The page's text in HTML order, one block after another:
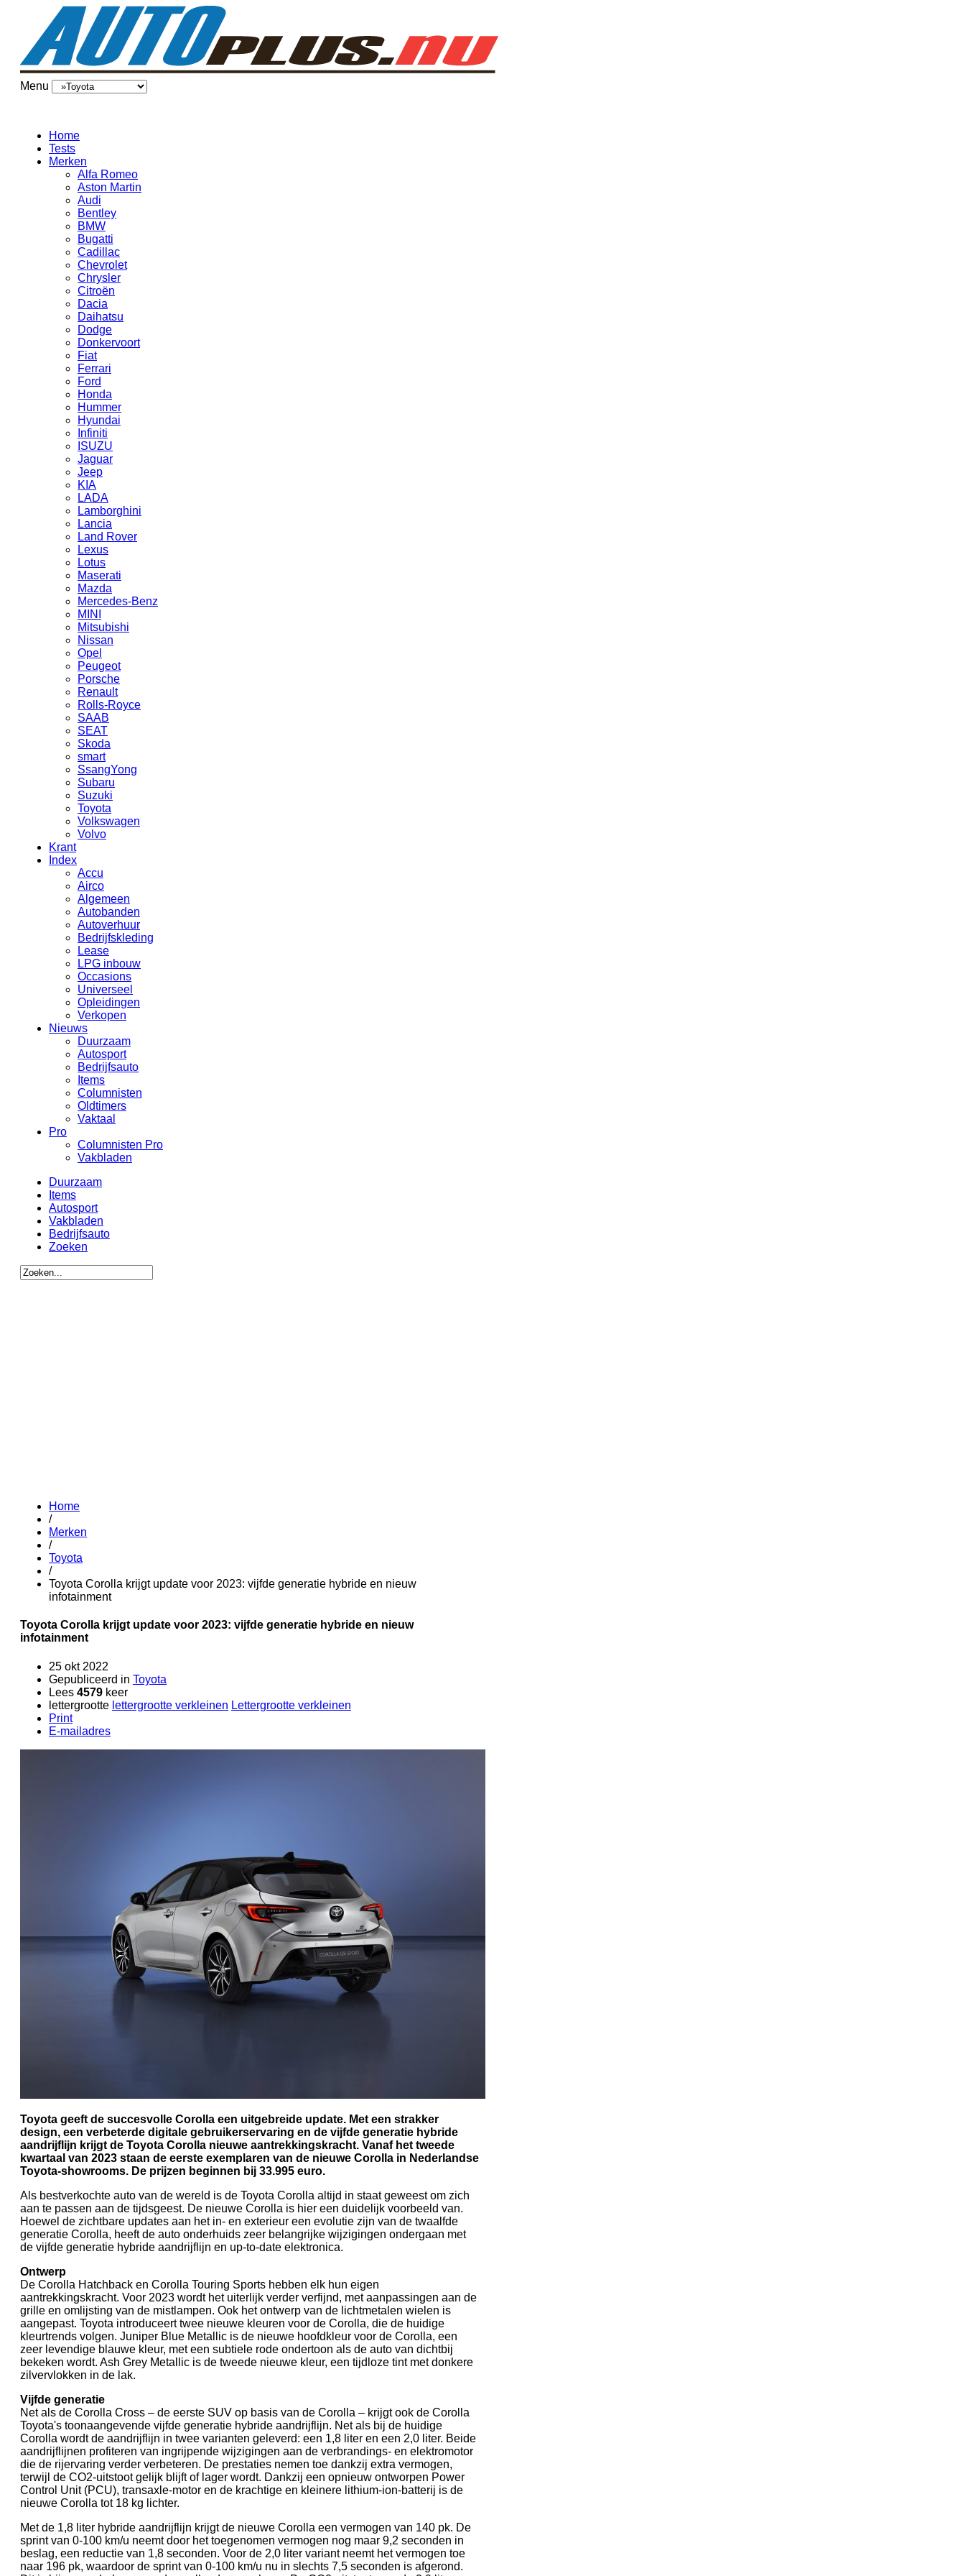
Menu
Home
Tests
Merken
Alfa Romeo
Aston Martin
Audi
Bentley
BMW
Bugatti
Cadillac
Chevrolet
Chrysler
Citroën
Dacia
Daihatsu
Dodge
Donkervoort
Fiat
Ferrari
Ford
Honda
Hummer
Hyundai
Infiniti
ISUZU
Jaguar
Jeep
KIA
LADA
Lamborghini
Lancia
Land Rover
Lexus
Lotus
Maserati
Mazda
Mercedes-Benz
MINI
Mitsubishi
Nissan
Opel
Peugeot
Porsche
Renault
Rolls-Royce
SAAB
SEAT
Skoda
smart
SsangYong
Subaru
Suzuki
Toyota
Volkswagen
Volvo
Krant
Index
Accu
Airco
Algemeen
Autobanden
Autoverhuur
Bedrijfskleding
Lease
LPG inbouw
Occasions
Universeel
Opleidingen
Verkopen
Nieuws
Duurzaam
Autosport
Bedrijfsauto
Items
Columnisten
Oldtimers
Vaktaal
Pro
Columnisten Pro
Vakbladen
Duurzaam
Items
Autosport
Vakbladen
Bedrijfsauto
Zoeken
Home
/
Merken
/
Toyota
/
Toyota Corolla krijgt update voor 2023: vijfde generatie hybride en nieuw
infotainment
Toyota Corolla krijgt update voor 2023: vijfde generatie hybride en nieuw
infotainment
25 okt 2022
Gepubliceerd in Toyota
Lees 4579 keer
lettergrootte lettergrootte verkleinen Lettergrootte verkleinen
Print
E-mailadres
Toyota geeft de succesvolle Corolla een uitgebreide update. Met een strakker
design, een verbeterde digitale gebruikerservaring en de vijfde generatie hybride
aandrijflijn krijgt de Toyota Corolla nieuwe aantrekkingskracht. Vanaf het tweede
kwartaal van 2023 staan de eerste exemplaren van de nieuwe Corolla in Nederlandse
Toyota-showrooms. De prijzen beginnen bij 33.995 euro.
Als bestverkochte auto van de wereld is de Toyota Corolla altijd in staat geweest om zich
aan te passen aan de tijdsgeest. De nieuwe Corolla is hier een duidelijk voorbeeld van.
Hoewel de zichtbare updates aan het in- en exterieur een evolutie zijn van de twaalfde
generatie Corolla, heeft de auto onderhuids zeer belangrijke wijzigingen ondergaan met
de vijfde generatie hybride aandrijflijn en up-to-date elektronica.
Ontwerp
De Corolla Hatchback en Corolla Touring Sports hebben elk hun eigen
aantrekkingskracht. Voor 2023 wordt het uiterlijk verder verfijnd, met aanpassingen aan de
grille en omlijsting van de mistlampen. Ook het ontwerp van de lichtmetalen wielen is
aangepast. Toyota introduceert twee nieuwe kleuren voor de Corolla, die de huidige
kleurtrends volgen. Juniper Blue Metallic is de nieuwe hoofdkleur voor de Corolla, een
zeer levendige blauwe kleur, met een subtiele rode ondertoon als de auto van dichtbij
bekeken wordt. Ash Grey Metallic is de tweede nieuwe kleur, een tijdloze tint met donkere
zilvervlokken in de lak.
Vijfde generatie
Net als de Corolla Cross – de eerste SUV op basis van de Corolla – krijgt ook de Corolla
Toyota's toonaangevende vijfde generatie hybride aandrijflijn. Net als bij de huidige
Corolla wordt de aandrijflijn in twee varianten geleverd: een 1,8 liter en een 2,0 liter. Beide
aandrijflijnen profiteren van ingrijpende wijzigingen aan de verbrandings- en elektromotor
die de rijervaring verder verbeteren. De prestaties nemen toe dankzij extra vermogen,
terwijl de CO2-uitstoot gelijk blijft of lager wordt. Dankzij een opnieuw ontworpen Power
Control Unit (PCU), transaxle-motor en de krachtige en kleinere lithium-ion-batterij is de
nieuwe Corolla tot 18 kg lichter.
Met de 1,8 liter hybride aandrijflijn krijgt de nieuwe Corolla een vermogen van 140 pk. De
sprint van 0-100 km/u neemt door het toegenomen vermogen nog maar 9,2 seconden in
beslag, een reductie van 1,8 seconden. Voor de 2,0 liter variant neemt het vermogen toe
naar 196 pk, waardoor de sprint van 0-100 km/u nu in slechts 7,5 seconden is afgerond.